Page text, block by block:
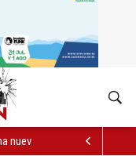
nueva jornada de Orgullo